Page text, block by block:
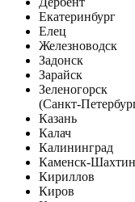
Екатеринбург
Елец
Железноводск
Задонск
Зарайск
Зеленогорск
(Санкт-
Казань
Калач
Калининград
Каменск-
Кириллов
Киров